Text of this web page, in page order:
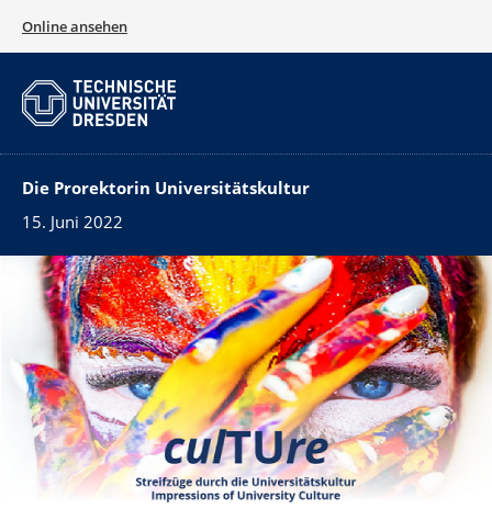
Online ansehen
Die Prorektorin Universitätskultur
15. Juni 2022